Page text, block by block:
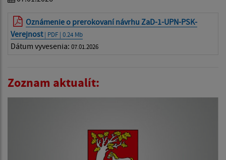
Oznámenie o prerokovaní návrhu ZaD-1-UPN-PSK-
Verejnost| PDF | 0.24 Mb
Dátum vyvesenia: 07.01.2026
Zoznam aktualít: